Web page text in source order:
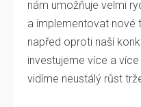
nám umožňuje velmi
a implementovat nové
napřed oproti naší
investujeme více a
vidíme neustálý růst